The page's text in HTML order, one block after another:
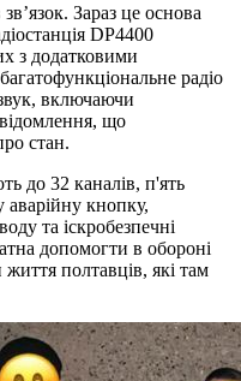
Зараз це основа
DP4400
з додатковими
радіо
включаючи
що
стан.
до 32 каналів, п'ять
кнопку,
та іскробезпечні
допомогти в обороні
життя полтавців, які там